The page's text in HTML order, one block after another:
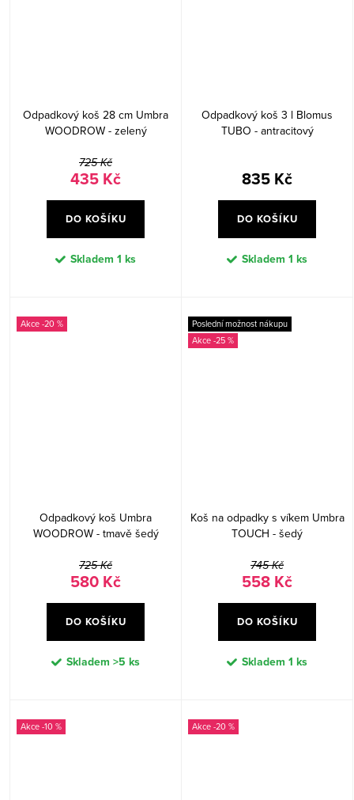
Odpadkový koš 28 cm Umbra
WOODROW - zelený
725 Kč
435 Kč
DO KOŠÍKU
Skladem 1 ks
Odpadkový koš 3 l Blomus
TUBO - antracitový
835 Kč
DO KOŠÍKU
Skladem 1 ks
-20 %
Odpadkový koš Umbra
WOODROW - tmavě šedý
725 Kč
580 Kč
DO KOŠÍKU
Skladem >5 ks
Poslední možnost nákupu
-25 %
Koš na odpadky s víkem Umbra
TOUCH - šedý
745 Kč
558 Kč
DO KOŠÍKU
Skladem 1 ks
-10 % -20 %